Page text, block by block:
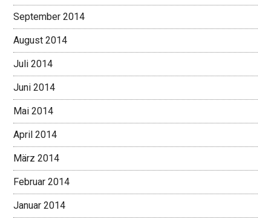
September 2014
August 2014
Juli 2014
Juni 2014
Mai 2014
April 2014
März 2014
Februar 2014
Januar 2014